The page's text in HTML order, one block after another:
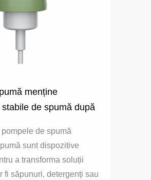
menține
de spumă după
pompele de spumă
sunt dispozitive
a transforma soluții
fi săpunuri, detergenți sau